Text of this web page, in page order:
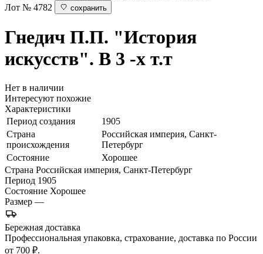
Лот № 4782
сохранить
Гнедич П.П. "История
искусств". В 3 -х т.т
Нет в наличии
Интересуют похожие
Характеристики
Период создания
1905
Страна
происхождения
Российская империя, Санкт-
Петербург
Состояние
Хорошее
Страна Российская империя, Санкт-Петербург
Период 1905
Состояние Хорошее
Размер —
Бережная доставка
Профессиональная упаковка, страхование, доставка по России
от 700 ₽.